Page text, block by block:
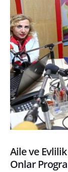
Aile ve
Onlar